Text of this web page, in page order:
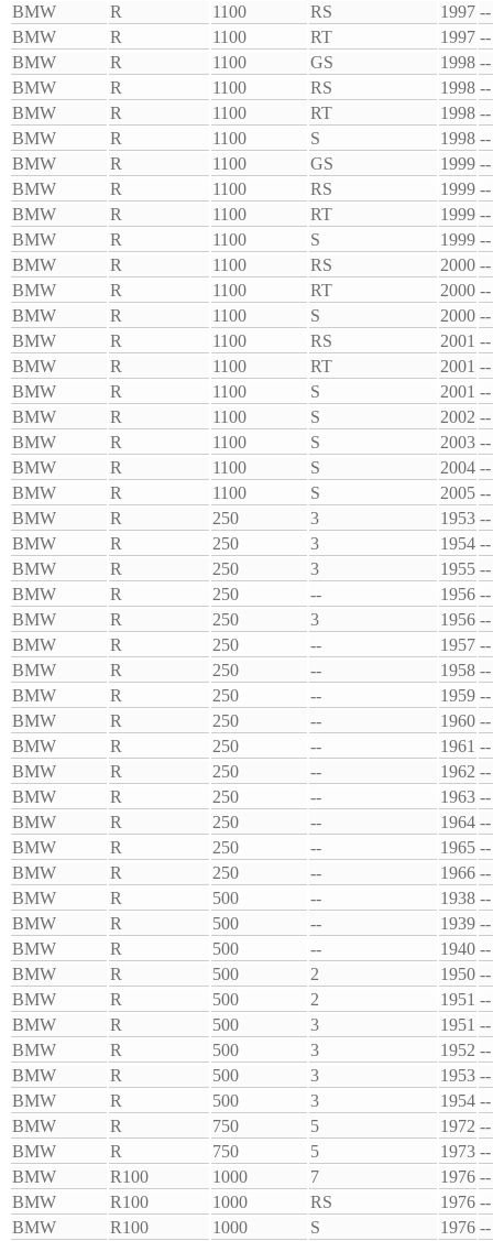
BMW
R 1100 RS 1997 --
BMW
R 1100 RT 1997 --
BMW
R 1100 GS 1998 --
BMW
R 1100 RS 1998 --
BMW
R 1100 RT 1998 --
BMW
R 1100 S 1998 --
BMW
R 1100 GS 1999 --
BMW
R 1100 RS 1999 --
BMW
R 1100 RT 1999 --
BMW
R 1100 S 1999 --
BMW
R 1100 RS 2000 --
BMW
R 1100 RT 2000 --
BMW
R 1100 S 2000 --
BMW
R 1100 RS 2001 --
BMW
R 1100 RT 2001 --
BMW
R 1100 S 2001 --
BMW
R 1100 S 2002 --
BMW
R 1100 S 2003 --
BMW
R 1100 S 2004 --
BMW
R 1100 S 2005 --
BMW
R 250 3 1953 --
BMW
R 250 3 1954 --
BMW
R 250 3 1955 --
BMW
R 250 -- 1956 --
BMW
R 250 3 1956 --
BMW
R 250 -- 1957 --
BMW
R 250 -- 1958 --
BMW
R 250 -- 1959 --
BMW
R 250 -- 1960 --
BMW
R 250 -- 1961 --
BMW
R 250 -- 1962 --
BMW
R 250 -- 1963 --
BMW
R 250 -- 1964 --
BMW
R 250 -- 1965 --
BMW
R 250 -- 1966 --
BMW
R 500 -- 1938 --
BMW
R 500 -- 1939 --
BMW
R 500 -- 1940 --
BMW
R 500 2 1950 --
BMW
R 500 2 1951 --
BMW
R 500 3 1951 --
BMW
R 500 3 1952 --
BMW
R 500 3 1953 --
BMW
R 500 3 1954 --
BMW
R 750 5 1972 --
BMW
R 750 5 1973 --
BMW
R100 1000 7 1976 --
BMW
R100 1000 RS 1976 --
BMW
R100 1000 S 1976 --